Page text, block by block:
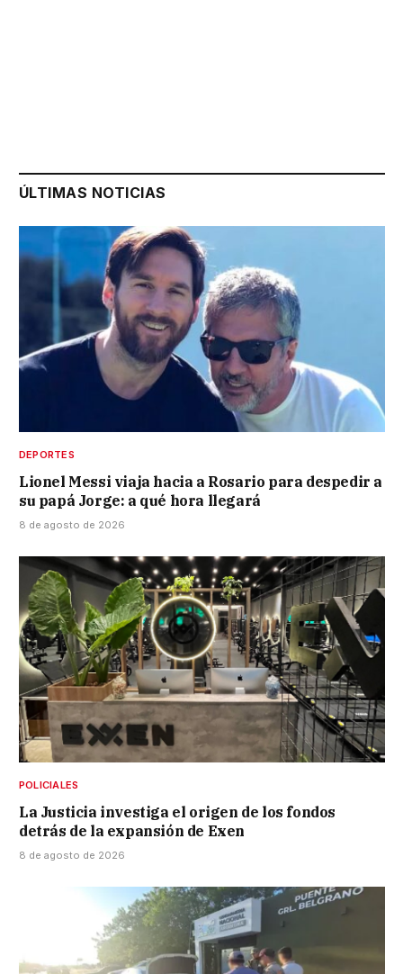
ÚLTIMAS NOTICIAS
DEPORTES
Lionel Messi viaja hacia a Rosario para despedir a
su papá Jorge: a qué hora llegará
8 de agosto de 2026
POLICIALES
La Justicia investiga el origen de los fondos
detrás de la expansión de Exen
8 de agosto de 2026